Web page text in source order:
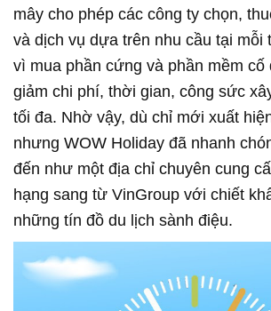
mây cho phép các công ty chọn,
và dịch vụ dựa trên nhu cầu tại mỗi
vì mua phần cứng và phần mềm cố
giảm chi phí, thời gian, công sức
tối đa. Nhờ vậy, dù chỉ mới xuất
nhưng WOW Holiday đã nhanh
đến như một địa chỉ chuyên cung
hạng sang từ VinGroup với chiết
những tín đồ du lịch sành điệu.